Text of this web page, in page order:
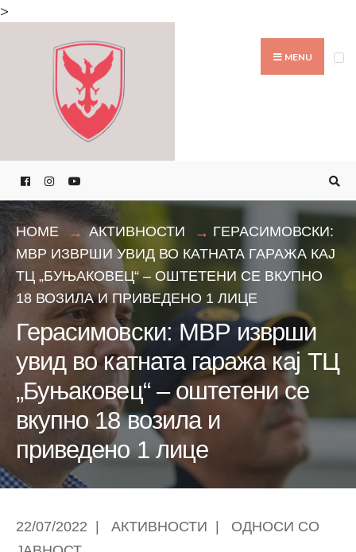
>
MENU
HOME АКТИВНОСТИ
ГЕРАСИМОВСКИ:
МВР ИЗВРШИ УВИД ВО КАТНАТА ГАРАЖА КАЈ
ТЦ „БУЊАКОВЕЦ“ – ОШТЕТЕНИ СЕ ВКУПНО
18 ВОЗИЛА И ПРИВЕДЕНО 1 ЛИЦЕ
Герасимовски: МВР изврши
увид во катната гаража кај ТЦ
„Буњаковец“ – оштетени се
вкупно 18 возила и
приведено 1 лице
22/07/2022 АКТИВНОСТИ
ОДНОСИ СО